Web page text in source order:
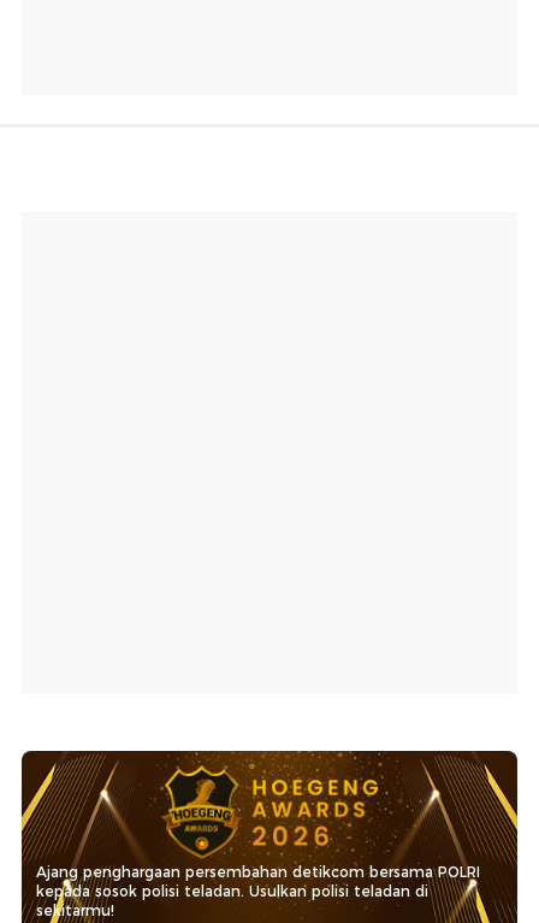
Ajang penghargaan persembahan detikcom bersama POLRI
kepada sosok polisi teladan. Usulkan polisi teladan di
sekitarmu!